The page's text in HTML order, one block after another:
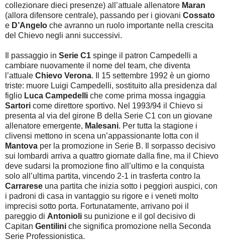
collezionare dieci presenze) all’attuale allenatore Maran
(allora difensore centrale), passando per i giovani Cossato
e D’Angelo che avranno un ruolo importante nella crescita
del Chievo negli anni successivi.
Il passaggio in Serie C1 spinge il patron Campedelli a
cambiare nuovamente il nome del team, che diventa
l’attuale Chievo Verona. Il 15 settembre 1992 è un giorno
triste: muore Luigi Campedelli, sostituito alla presidenza dal
figlio Luca Campedelli che come prima mossa ingaggia
Sartori come direttore sportivo. Nel 1993/94 il Chievo si
presenta al via del girone B della Serie C1 con un giovane
allenatore emergente, Malesani. Per tutta la stagione i
clivensi mettono in scena un’appassionante lotta con il
Mantova per la promozione in Serie B. Il sorpasso decisivo
sui lombardi arriva a quattro giornate dalla fine, ma il Chievo
deve sudarsi la promozione fino all’ultimo e la conquista
solo all’ultima partita, vincendo 2-1 in trasferta contro la
Carrarese una partita che inizia sotto i peggiori auspici, con
i padroni di casa in vantaggio su rigore e i veneti molto
imprecisi sotto porta. Fortunatamente, arrivano poi il
pareggio di Antonioli su punizione e il gol decisivo di
Capitan Gentilini che significa promozione nella Seconda
Serie Professionistica.